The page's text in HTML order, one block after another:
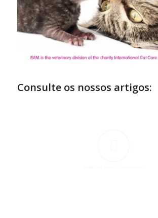
Consulte os nossos artigos: